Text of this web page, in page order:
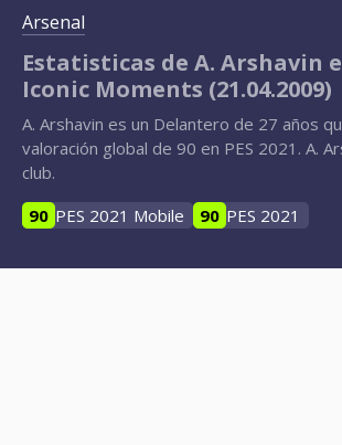
Arsenal
Estatisticas de A. Arshavin
Iconic Moments (21.04.2009)
A. Arshavin es un Delantero de 27 años
valoración global de 90 en PES 2021. A.
club.
90 PES 2021 Mobile 90 PES 2021